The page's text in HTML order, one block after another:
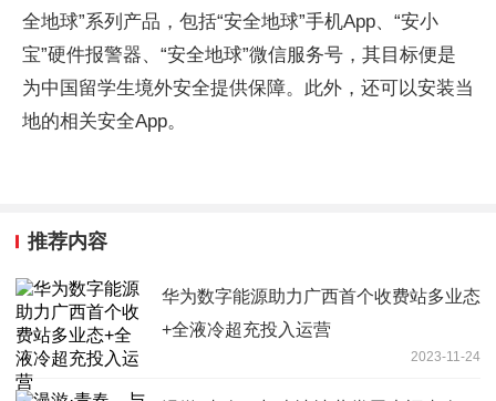
全地球”系列产品，包括“安全地球”手机App、“安小
宝”硬件报警器、“安全地球”微信服务号，其目标便是
为中国留学生境外安全提供保障。此外，还可以安装当
地的相关安全App。
推荐内容
华为数字能源助力广西首个收费站多业态
+全液冷超充投入运营
2023-11-24